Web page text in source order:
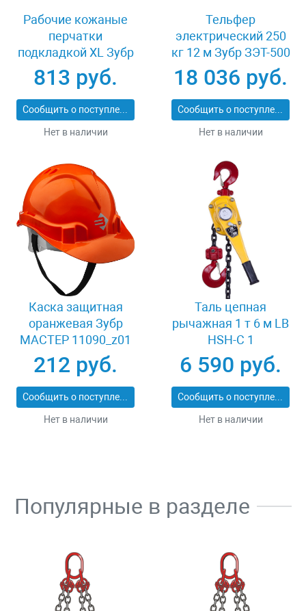
Рабочие кожаные
перчатки
подкладкой XL Зубр
МАСТЕР 1135-XL
813 руб.
Сообщить о поступлении
Нет в наличии
Тельфер
электрический 250
кг 12 м Зубр ЗЭТ-500
18 036 руб.
Сообщить о поступлении
Нет в наличии
Каска защитная
оранжевая Зубр
МАСТЕР 11090_z01
212 руб.
Сообщить о поступлении
Нет в наличии
Таль цепная
рычажная 1 т 6 м LB
HSH-C 1
6 590 руб.
Сообщить о поступлении
Нет в наличии
Популярные в разделе